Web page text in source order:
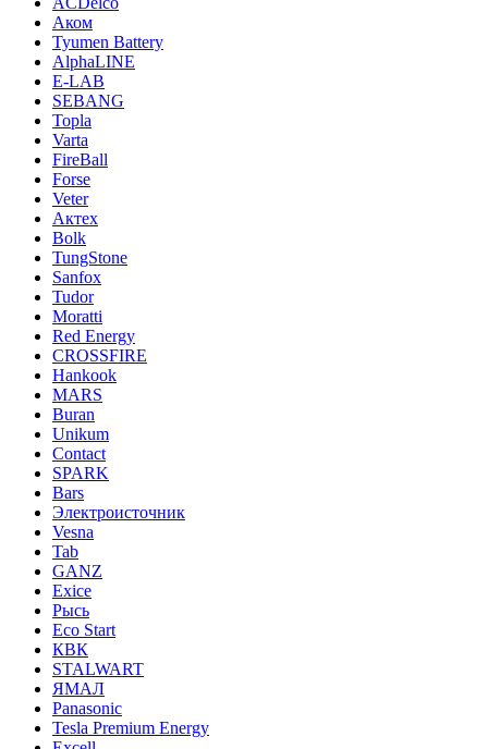
Аком
Tyumen Battery
AlphaLINE
E-LAB
SEBANG
Topla
Varta
FireBall
Forse
Veter
Актех
Bolk
TungStone
Sanfox
Tudor
Moratti
Red Energy
CROSSFIRE
Hankook
MARS
Buran
Unikum
Contact
SPARK
Bars
Электроисточник
Vesna
Tab
GANZ
Exice
Рысь
Eco Start
КВК
STALWART
ЯМАЛ
Panasonic
Tesla Premium Energy